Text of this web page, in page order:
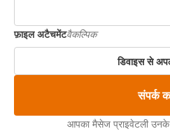
फ़ाइल अटैचमेंटवैकल्पिक
डिवाइस से
संपर्क
आपका मैसेज प्राइवेटली उनके